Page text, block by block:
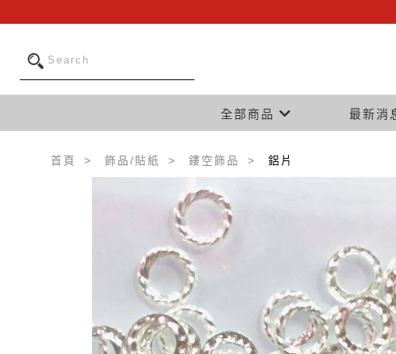
全部商品 最新消
首頁 飾品/貼紙 鏤空飾品 鋁片